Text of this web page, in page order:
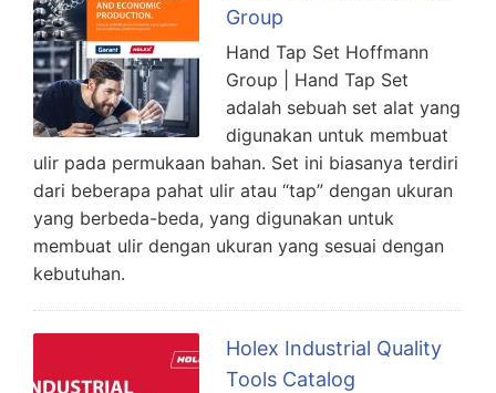
Group
Hand Tap Set Hoffmann
Group | Hand Tap Set
adalah sebuah set alat yang
digunakan untuk membuat
ulir pada permukaan bahan. Set ini biasanya terdiri
dari beberapa pahat ulir atau “tap” dengan ukuran
yang berbeda-beda, yang digunakan untuk
membuat ulir dengan ukuran yang sesuai dengan
kebutuhan.
Holex Industrial Quality
Tools Catalog